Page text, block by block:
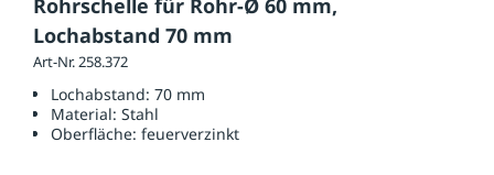
Rohrschelle für Rohr-Ø 60 mm,
Lochabstand 70 mm
Art-Nr. 258.372
Lochabstand: 70 mm
Material: Stahl
Oberfläche: feuerverzinkt